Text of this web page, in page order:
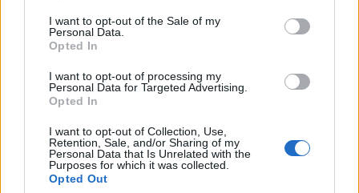
I want to opt-out of the Sale of my
Personal Data.
Opted In
I want to opt-out of processing my
Personal Data for Targeted Advertising.
Opted In
I want to opt-out of Collection, Use,
Retention, Sale, and/or Sharing of my
Personal Data that Is Unrelated with the
Purposes for which it was collected.
Opted Out
κολονοσκόπηση
HPV: Μύθοι και αλήθειες για τις μυρμηγκιές
και τα κονδυλώματα
Διαβήτης ΣΕΙΒ τεχνολογίες διαβήτη